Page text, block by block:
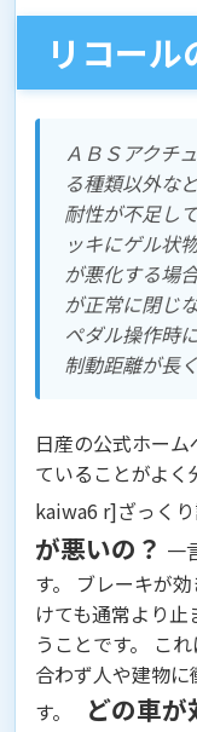
リコー
ＡＢＳアクチ
る種類以外な
耐性が不足し
ッキにゲル状
が悪化する場
が正常に閉じ
ペダル操作時
制動距離が長
日産の公式ホー
ていることがよ
kaiwa6 r]ざっく
が悪いの？ 一
す。 ブレーキが
けても通常より
うことです。 こ
合わず人や建物
す。
どの車が